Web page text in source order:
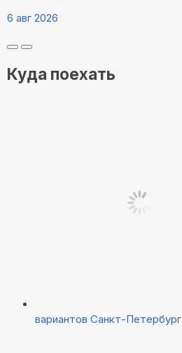
6 авг 2026
Куда поехать
вариантов Санкт-Петербург